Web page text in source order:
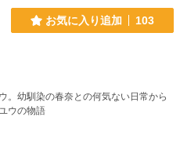
お気に入り追加 103
。幼馴染の春奈との何気ない日常から
ウの物語